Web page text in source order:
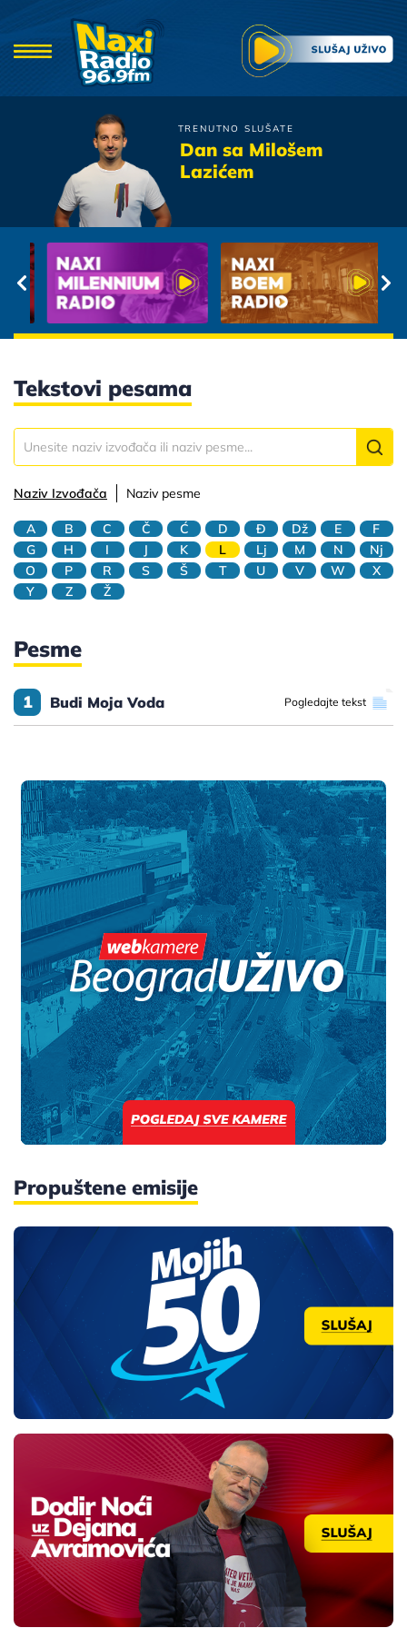
TRENUTNO SLUŠATE
Dan sa Milošem
Lazićem
YU Grupa
Tekstovi pesama
Naziv Izvođača Naziv pesme
A B C Č Ć D Đ Dž E
F
G
H I J K L Lj M N
Nj
O
P R S Š T U V W
X
Y
Z Ž
Pesme
1 Budi Moja Voda Pogledajte tekst
Propuštene emisije